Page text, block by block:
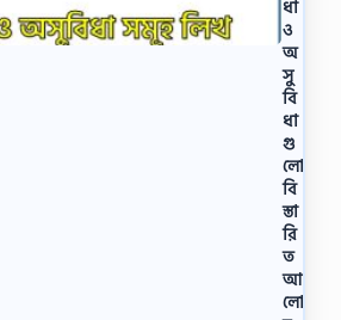
ধা
ও
অ
সু
বি
ধা
গু
লো
বি
স্তা
রি
ত
আ
লো